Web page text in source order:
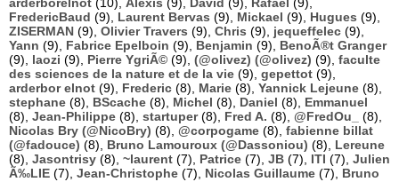
FredericBaud (9), Laurent Bervas (9), Mickael (9), Hugues (9),
ZISERMAN (9), Olivier Travers (9), Chris (9), jequeffelec (9),
Yann (9), Fabrice Epelboin (9), Benjamin (9), BenoÃ®t Granger
(9), laozi (9), Pierre YgriÃ© (9), (@olivez) (@olivez) (9), faculte
des sciences de la nature et de la vie (9), gepettot (9),
arderbor elnot (9), Frederic (8), Marie (8), Yannick Lejeune (8),
stephane (8), BScache (8), Michel (8), Daniel (8), Emmanuel
(8), Jean-Philippe (8), startuper(8), Fred A. (8), @FredOu_
(8),
Nicolas Bry (@NicoBry) (8), @corpogame (8), fabienne billat
(@fadouce) (8), Bruno Lamouroux (@Dassoniou) (8), Lereune
(8), Jasontrisy (8), ~laurent (7), Patrice (7), JB (7), ITI (7), Julien
Ã‰LIE (7), Jean-Christophe (7), Nicolas Guillaume (7), Bruno